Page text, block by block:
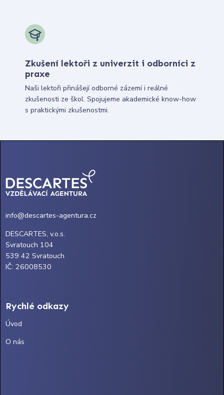
Zkušení lektoři z univerzit i odborníci z
praxe
Naši lektoři přinášejí odborné zázemí i reálné
zkušenosti ze škol. Spojujeme akademické know-how
s praktickými zkušenostmi.
info@descartes-agentura.cz
DESCARTES, v.o.s.
Svratouch 104
539 42 Svratouch
IČ: 26008530
Rychlé odkazy
Úvod
O nás